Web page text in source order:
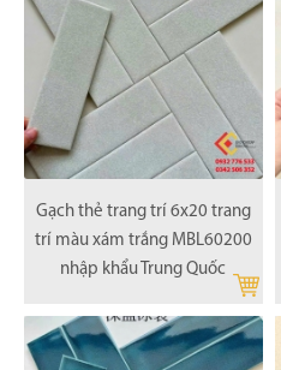
Gạch thẻ trang trí 6x20 trang
trí màu xám trắng MBL60200
nhập khẩu Trung Quốc